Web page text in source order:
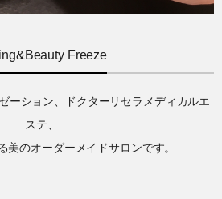
Freeze
ーション、ドクターリセラメディカルエ
ステ、
美のオーダーメイドサロンです。